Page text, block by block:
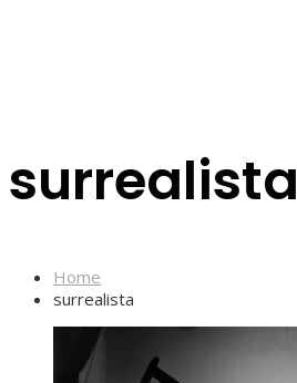
surrealista
Home
surrealista